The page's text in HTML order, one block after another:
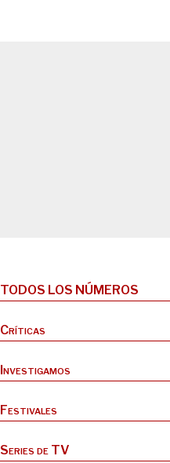
TODOS LOS NÚMEROS
Críticas
Investigamos
Festivales
Series de TV